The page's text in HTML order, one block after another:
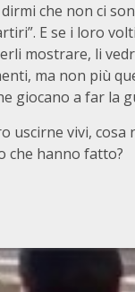
che non ci
E se i loro
mostrare, li
ma non più
giocano a far la
uscirne vivi,
che hanno fatto?